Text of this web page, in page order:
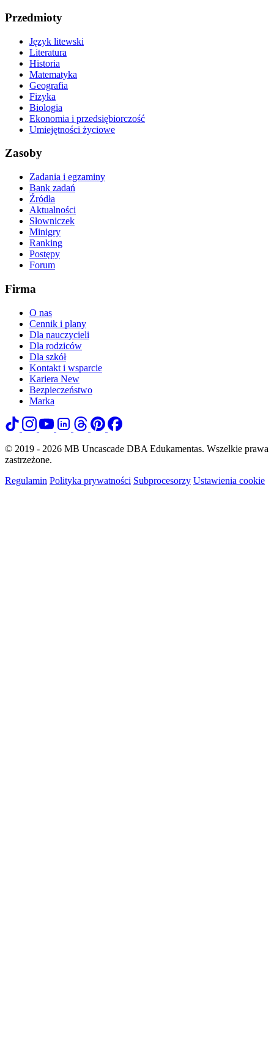
Przedmioty
Język litewski
Literatura
Historia
Matematyka
Geografia
Fizyka
Biologia
Ekonomia i przedsiębiorczość
Umiejętności życiowe
Zasoby
Zadania i egzaminy
Bank zadań
Źródła
Aktualności
Słowniczek
Minigry
Ranking
Postępy
Forum
Firma
O nas
Cennik i plany
Dla nauczycieli
Dla rodziców
Dla szkół
Kontakt i wsparcie
Kariera New
Bezpieczeństwo
Marka
© 2019 - 2026 MB Uncascade DBA Edukamentas. Wszelkie prawa
zastrzeżone.
Regulamin Polityka prywatności Subprocesorzy Ustawienia cookie